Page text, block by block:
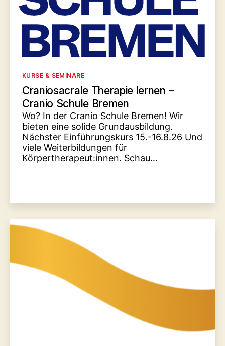
Kategorien
KURSE & SEMINARE
Craniosacrale Therapie lernen –
Cranio Schule Bremen
Wo? In der Cranio Schule Bremen! Wir
bieten eine solide Grundausbildung.
Nächster Einführungskurs 15.-16.8.26 Und
viele Weiterbildungen für
Körpertherapeut:innen. Schau…